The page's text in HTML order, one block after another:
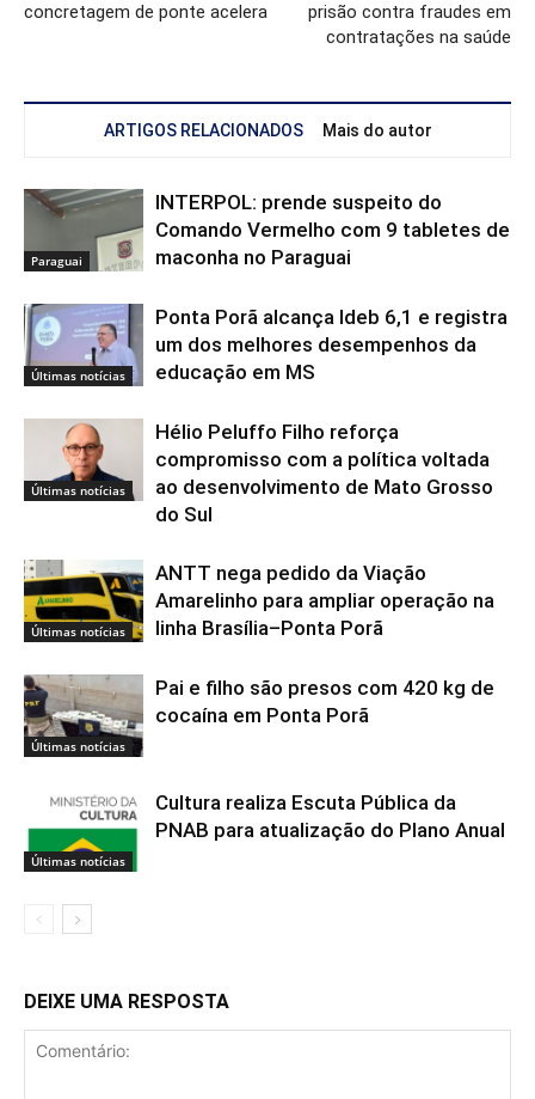
concretagem de ponte acelera
prisão contra fraudes em
contratações na saúde
ARTIGOS RELACIONADOS Mais do autor
Paraguai
INTERPOL: prende suspeito do
Comando Vermelho com 9 tabletes de
maconha no Paraguai
Últimas notícias
Ponta Porã alcança Ideb 6,1 e registra
um dos melhores desempenhos da
educação em MS
Últimas notícias
Hélio Peluffo Filho reforça
compromisso com a política voltada
ao desenvolvimento de Mato Grosso
do Sul
Últimas notícias
ANTT nega pedido da Viação
Amarelinho para ampliar operação na
linha Brasília–Ponta Porã
Últimas notícias
Pai e filho são presos com 420 kg de
cocaína em Ponta Porã
Últimas notícias
Cultura realiza Escuta Pública da
PNAB para atualização do Plano Anual
DEIXE UMA RESPOSTA